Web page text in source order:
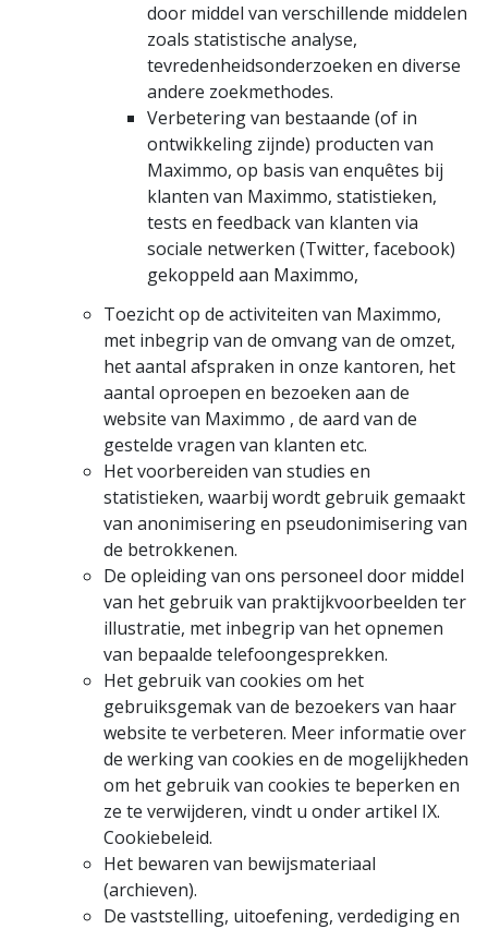
door middel van verschillende middelen
zoals statistische analyse,
tevredenheidsonderzoeken en diverse
andere zoekmethodes.
Verbetering van bestaande (of in
ontwikkeling zijnde) producten van
Maximmo, op basis van enquêtes bij
klanten van Maximmo, statistieken,
tests en feedback van klanten via
sociale netwerken (Twitter, facebook)
gekoppeld aan Maximmo,
Toezicht op de activiteiten van Maximmo,
met inbegrip van de omvang van de omzet,
het aantal afspraken in onze kantoren, het
aantal oproepen en bezoeken aan de
website van Maximmo , de aard van de
gestelde vragen van klanten etc.
Het voorbereiden van studies en
statistieken, waarbij wordt gebruik gemaakt
van anonimisering en pseudonimisering van
de betrokkenen.
De opleiding van ons personeel door middel
van het gebruik van praktijkvoorbeelden ter
illustratie, met inbegrip van het opnemen
van bepaalde telefoongesprekken.
Het gebruik van cookies om het
gebruiksgemak van de bezoekers van haar
website te verbeteren. Meer informatie over
de werking van cookies en de mogelijkheden
om het gebruik van cookies te beperken en
ze te verwijderen, vindt u onder artikel IX.
Cookiebeleid.
Het bewaren van bewijsmateriaal
(archieven).
De vaststelling, uitoefening, verdediging en